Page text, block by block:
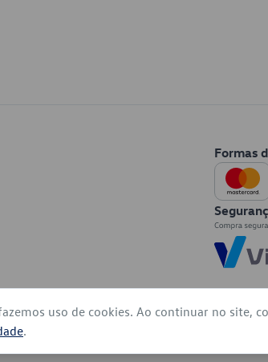
Formas
uso de cookies. Ao continuar no site,
.